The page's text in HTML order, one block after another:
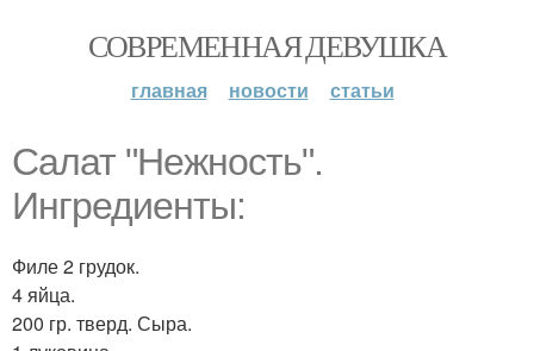
СОВРЕМЕННАЯ ДЕВУШКА
главная новости статьи
Салат "Нежность".
Ингредиенты:
Филе 2 грудок.
4 яйца.
200 гр. тверд. Сыра.